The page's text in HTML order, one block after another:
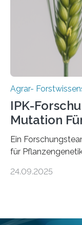
Ergebnisse der
Fachzeitschrift
Agrar-
IPK-
Mutation
Ein
für
entdeckt, das
24.09.2025